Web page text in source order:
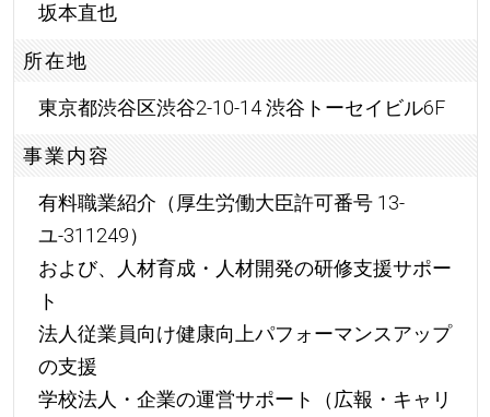
坂本直也
所在地
東京都渋谷区渋谷2-10-14 渋谷トーセイビル6F
事業内容
有料職業紹介（厚生労働大臣許可番号 13-
ユ-311249）
および、人材育成・人材開発の研修支援サポー
ト
法人従業員向け健康向上パフォーマンスアップ
の支援
学校法人・企業の運営サポート（広報・キャリ